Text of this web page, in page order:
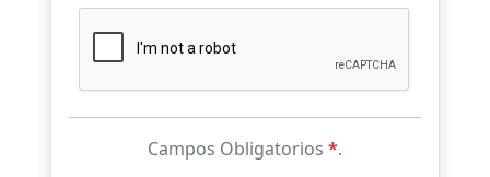
Campos Obligatorios *.